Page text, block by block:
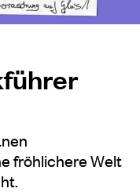
fröhlichere Welt